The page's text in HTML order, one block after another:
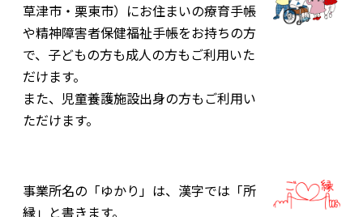
草津市・栗東市）にお住まいの療育手帳
や精神障害者保健福祉手帳をお持ちの方
で、子どもの方も成人の方もご利用いた
だけます。
また、児童養護施設出身の方もご利用い
ただけます。
事業所名の「ゆかり」は、漢字では「所
縁」と書きます。